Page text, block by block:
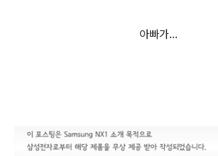
아빠가...